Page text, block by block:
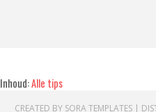
Inhoud:Alle tips
CREATED BY SORA TEMPLATES|